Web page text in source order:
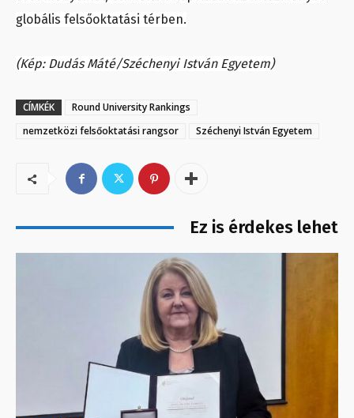
globális felsőoktatási térben.
(Kép: Dudás Máté/Széchenyi István Egyetem)
CÍMKÉK
Round University Rankings
nemzetközi felsőoktatási rangsor
Széchenyi István Egyetem
Ez is érdekes lehet